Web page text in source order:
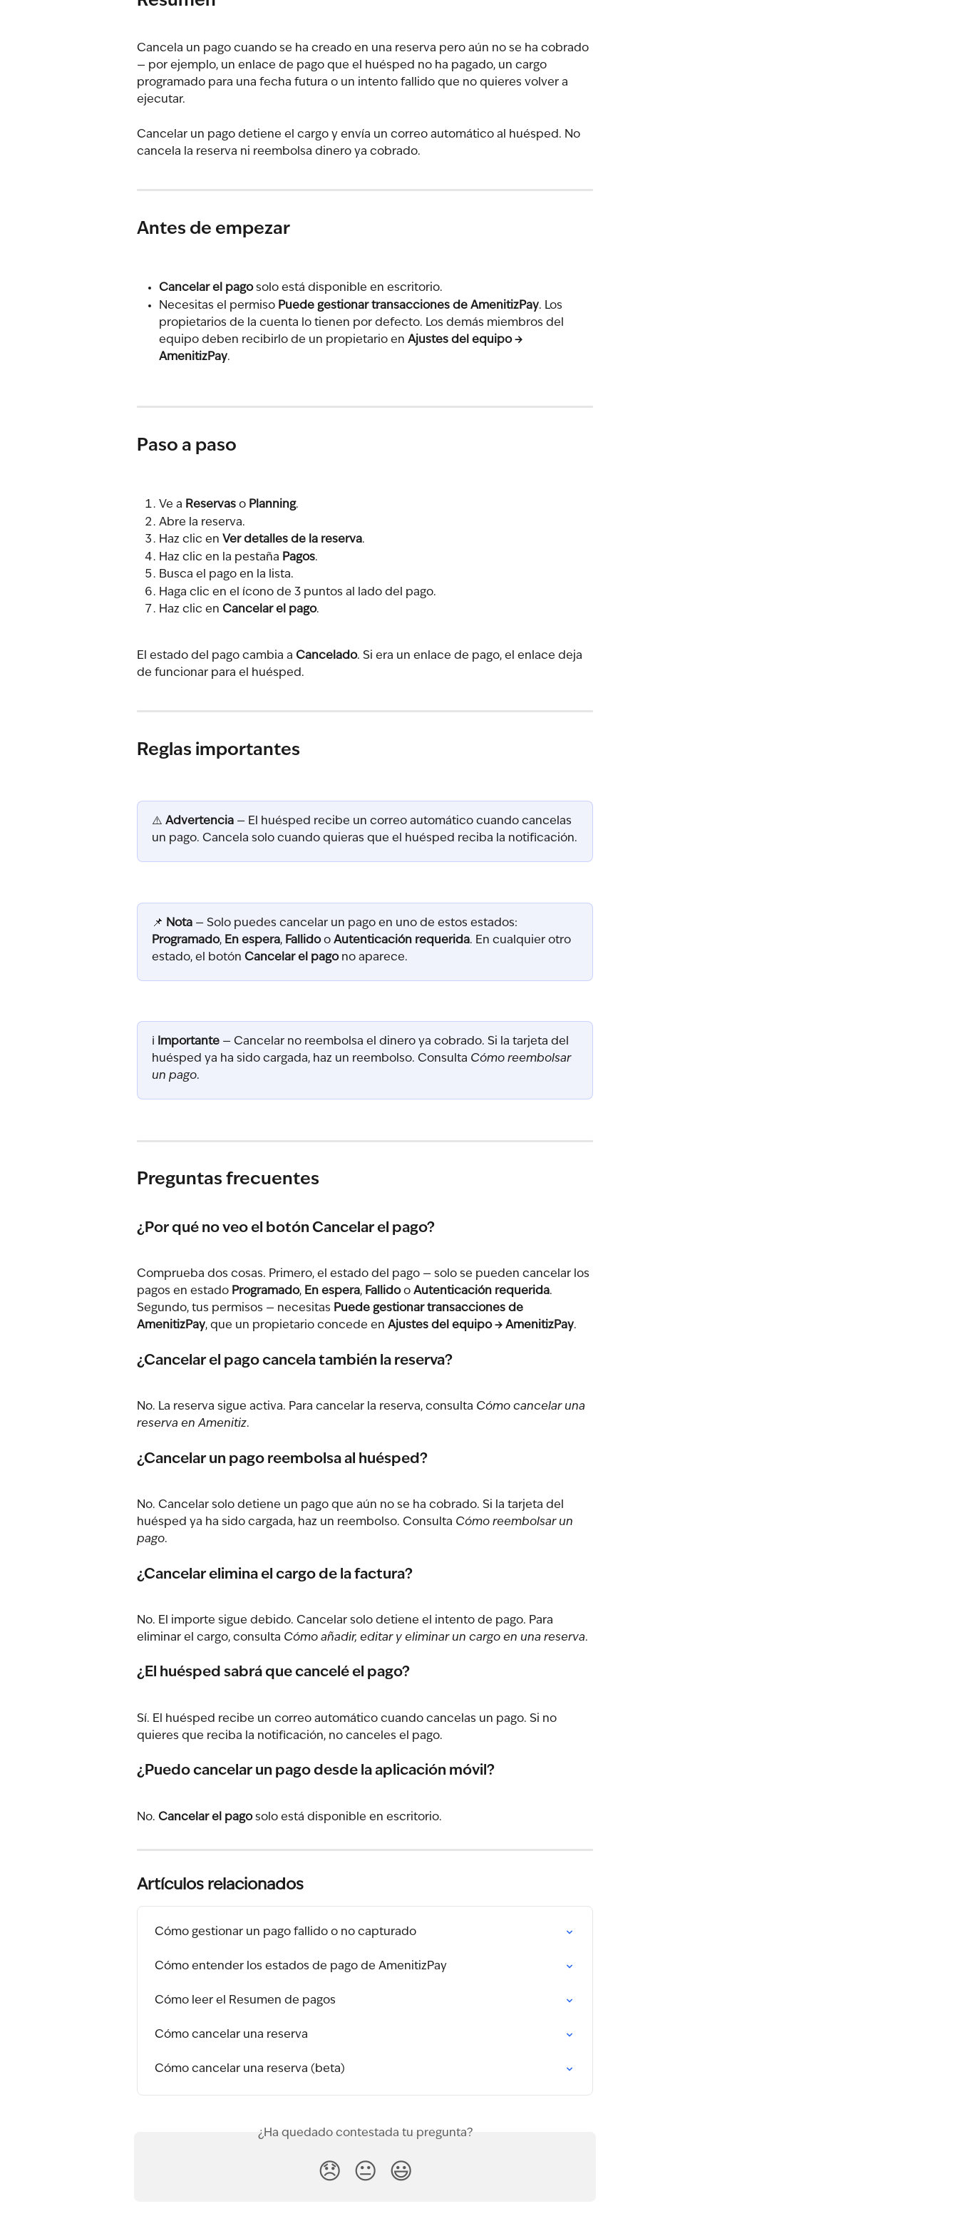
Cancela un pago cuando se ha creado en una reserva pero aún no se ha cobrado
— por ejemplo, un enlace de pago que el huésped no ha pagado, un cargo
programado para una fecha futura o un intento fallido que no quieres volver a
ejecutar.
Cancelar un pago detiene el cargo y envía un correo automático al huésped. No
cancela la reserva ni reembolsa dinero ya cobrado.
Antes de empezar
Cancelar el pago solo está disponible en escritorio.
Necesitas el permiso Puede gestionar transacciones de AmenitizPay. Los
propietarios de la cuenta lo tienen por defecto. Los demás miembros del
equipo deben recibirlo de un propietario en Ajustes del equipo →
AmenitizPay.
Paso a paso
Ve a Reservas o Planning.
Abre la reserva.
Haz clic en Ver detalles de la reserva.
Haz clic en la pestaña Pagos.
Busca el pago en la lista.
Haga clic en el ícono de 3 puntos al lado del pago.
Haz clic en Cancelar el pago.
El estado del pago cambia a Cancelado. Si era un enlace de pago, el enlace deja
de funcionar para el huésped.
Reglas importantes
⚠️ Advertencia — El huésped recibe un correo automático cuando cancelas
un pago. Cancela solo cuando quieras que el huésped reciba la notificación.
📌 Nota — Solo puedes cancelar un pago en uno de estos estados:
Programado, En espera, Fallido o Autenticación requerida. En cualquier otro
estado, el botón Cancelar el pago no aparece.
ℹ️ Importante — Cancelar no reembolsa el dinero ya cobrado. Si la tarjeta del
huésped ya ha sido cargada, haz un reembolso. Consulta Cómo reembolsar
un pago.
Preguntas frecuentes
¿Por qué no veo el botón Cancelar el pago?
Comprueba dos cosas. Primero, el estado del pago — solo se pueden cancelar los
pagos en estado Programado, En espera, Fallido o Autenticación requerida.
Segundo, tus permisos — necesitas Puede gestionar transacciones de
AmenitizPay, que un propietario concede en Ajustes del equipo → AmenitizPay.
¿Cancelar el pago cancela también la reserva?
No. La reserva sigue activa. Para cancelar la reserva, consulta Cómo cancelar una
reserva en Amenitiz.
¿Cancelar un pago reembolsa al huésped?
No. Cancelar solo detiene un pago que aún no se ha cobrado. Si la tarjeta del
huésped ya ha sido cargada, haz un reembolso. Consulta Cómo reembolsar un
pago.
¿Cancelar elimina el cargo de la factura?
No. El importe sigue debido. Cancelar solo detiene el intento de pago. Para
eliminar el cargo, consulta Cómo añadir, editar y eliminar un cargo en una reserva.
¿El huésped sabrá que cancelé el pago?
Sí. El huésped recibe un correo automático cuando cancelas un pago. Si no
quieres que reciba la notificación, no canceles el pago.
¿Puedo cancelar un pago desde la aplicación móvil?
No. Cancelar el pago solo está disponible en escritorio.
Artículos relacionados
Cómo gestionar un pago fallido o no capturado
Cómo entender los estados de pago de AmenitizPay
Cómo leer el Resumen de pagos
Cómo cancelar una reserva
Cómo cancelar una reserva (beta)
¿Ha quedado contestada tu pregunta?
😞 😐 😃